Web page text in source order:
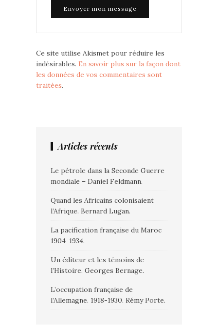
Ce site utilise Akismet pour réduire les
indésirables. En savoir plus sur la façon dont
les données de vos commentaires sont
traitées.
Articles récents
Le pétrole dans la Seconde Guerre
mondiale – Daniel Feldmann.
Quand les Africains colonisaient
l’Afrique. Bernard Lugan.
La pacification française du Maroc
1904-1934.
Un éditeur et les témoins de
l’Histoire. Georges Bernage.
L’occupation française de
l’Allemagne. 1918-1930. Rémy Porte.